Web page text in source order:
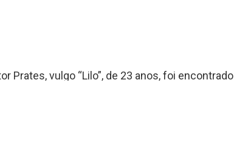
Prates, vulgo “Lilo”, de 23 anos, foi encontrado